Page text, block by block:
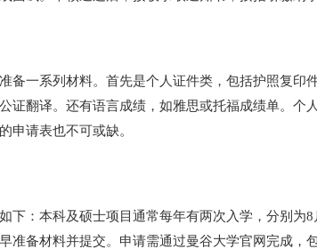
备一系列材料。首先是个人证件类，包括护照复
证翻译。还有语言成绩，如雅思或托福成绩单。
申请表也不可或缺。
下：本科及硕士项目通常每年有两次入学，分别
准备材料并提交。申请需通过曼谷大学官网完成，